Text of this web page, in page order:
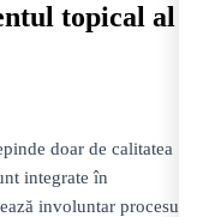
topical al
doar de calitatea
integrate în
involuntar procesul